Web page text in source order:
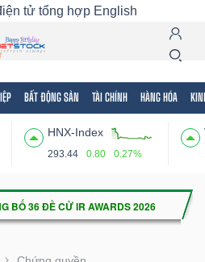
tử tổng hợp English
BẤT ĐỘNG SẢN TÀI CHÍNH HÀNG HÓA
HNX-Index
293.44 0.80 0.27%
Mã chứng khoán